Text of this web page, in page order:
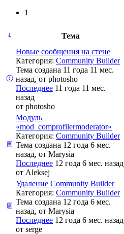
1
Тема
Новые сообщения на стене
Категория: Community Builder
Тема создана 11 года 11 мес.
назад, от photosho
Последнее 11 года 11 мес.
назад
от photosho
Модуль
«mod_comprofilermoderator»
Категория: Community Builder
Тема создана 12 года 6 мес.
назад, от Marysia
Последнее 12 года 6 мес. назад
от Aleksej
Удаление Community Builder
Категория: Community Builder
Тема создана 12 года 6 мес.
назад, от Marysia
Последнее 12 года 6 мес. назад
от serge